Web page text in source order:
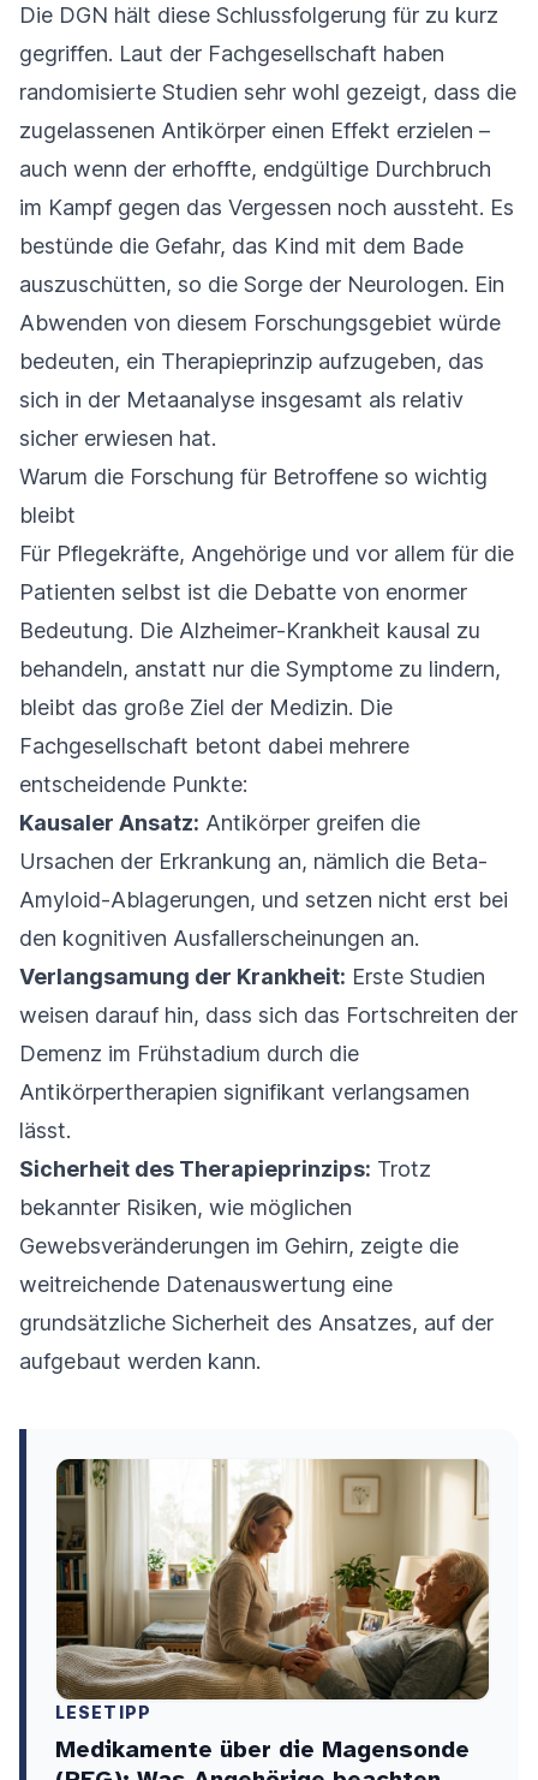
Die DGN hält diese Schlussfolgerung für zu kurz
gegriffen. Laut der Fachgesellschaft haben
randomisierte Studien sehr wohl gezeigt, dass die
zugelassenen Antikörper einen Effekt erzielen –
auch wenn der erhoffte, endgültige Durchbruch
im Kampf gegen das Vergessen noch aussteht. Es
bestünde die Gefahr, das Kind mit dem Bade
auszuschütten, so die Sorge der Neurologen. Ein
Abwenden von diesem Forschungsgebiet würde
bedeuten, ein Therapieprinzip aufzugeben, das
sich in der Metaanalyse insgesamt als relativ
sicher erwiesen hat.
Warum die Forschung für Betroffene so wichtig
bleibt
Für Pflegekräfte, Angehörige und vor allem für die
Patienten selbst ist die Debatte von enormer
Bedeutung. Die Alzheimer-Krankheit kausal zu
behandeln, anstatt nur die Symptome zu lindern,
bleibt das große Ziel der Medizin. Die
Fachgesellschaft betont dabei mehrere
entscheidende Punkte:
Kausaler Ansatz: Antikörper greifen die
Ursachen der Erkrankung an, nämlich die Beta-
Amyloid-Ablagerungen, und setzen nicht erst bei
den kognitiven Ausfallerscheinungen an.
Verlangsamung der Krankheit: Erste Studien
weisen darauf hin, dass sich das Fortschreiten der
Demenz im Frühstadium durch die
Antikörpertherapien signifikant verlangsamen
lässt.
Sicherheit des Therapieprinzips: Trotz
bekannter Risiken, wie möglichen
Gewebsveränderungen im Gehirn, zeigte die
weitreichende Datenauswertung eine
grundsätzliche Sicherheit des Ansatzes, auf der
aufgebaut werden kann.
LESETIPP
Medikamente über die Magensonde